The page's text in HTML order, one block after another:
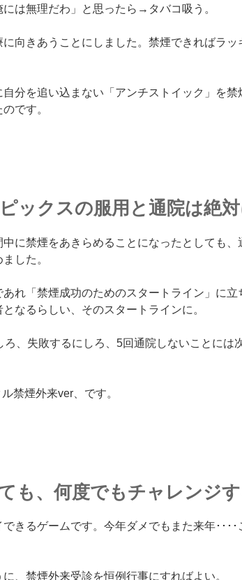
は無理だわ」と思ったら→タバコ吸う。
向きあうことにしました。禁煙できればラ
分を追い込まない「アンチストイック」を禁
です。
ックスの服用と通院は絶
に禁煙をあきらめることになったとしても、
した。
れ「禁煙成功のためのスタートライン」に
なるらしい、そのスタートラインに。
ろ、失敗するにしろ、5回通院しないことには
禁煙外来ver、です。
も、何度でもチャレンジ
きるゲームです。今年ダメでもまた来年･･･
、禁煙外来受診を恒例行事にすればよい。